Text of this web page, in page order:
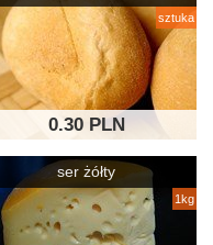
sztuka
0.30 PLN
ser żółty
1kg